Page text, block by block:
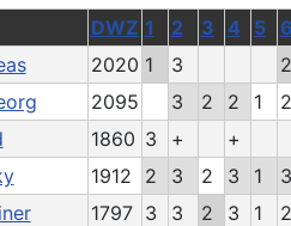
DWZ 1 2 3 4 5
2020 1 3
2
2095 3 2 2 1
2
1860 3 +
+
1912 2 3 2 3 1
3
1797 3 3 2 3 1
2